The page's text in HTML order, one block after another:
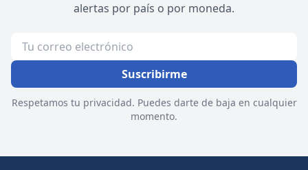
alertas por país o por moneda.
Suscribirme
Respetamos tu privacidad. Puedes darte de baja en cualquier
momento.